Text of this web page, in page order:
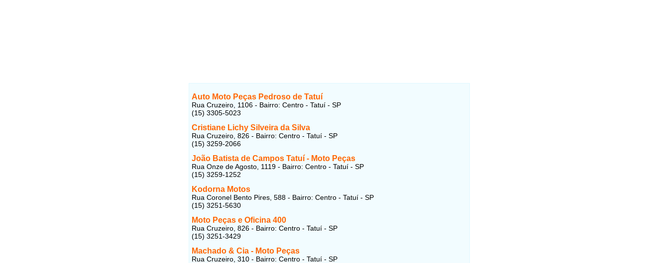
Auto Moto Peças Pedroso de Tatuí
Rua Cruzeiro, 1106 - Bairro: Centro - Tatuí - SP
(15) 3305-5023
Cristiane Lichy Silveira da Silva
Rua Cruzeiro, 826 - Bairro: Centro - Tatuí - SP
(15) 3259-2066
João Batista de Campos Tatuí - Moto Peças
Rua Onze de Agosto, 1119 - Bairro: Centro - Tatuí - SP
(15) 3259-1252
Kodorna Motos
Rua Coronel Bento Pires, 588 - Bairro: Centro - Tatuí - SP
(15) 3251-5630
Moto Peças e Oficina 400
Rua Cruzeiro, 826 - Bairro: Centro - Tatuí - SP
(15) 3251-3429
Machado & Cia - Moto Peças
Rua Cruzeiro, 310 - Bairro: Centro - Tatuí - SP